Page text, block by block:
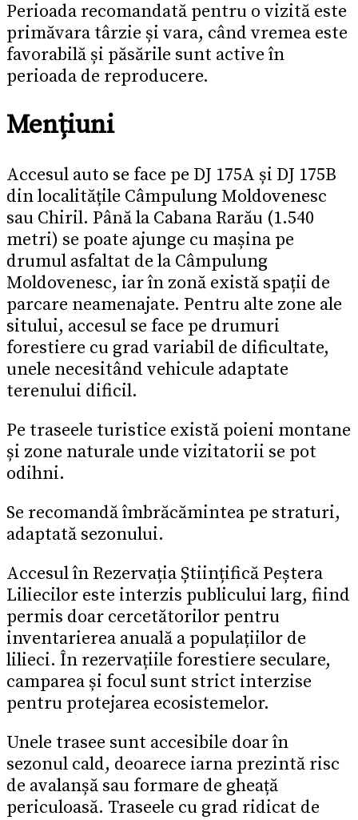
Perioada recomandată pentru o vizită este
primăvara târzie și vara, când vremea este
favorabilă și păsările sunt active în
perioada de reproducere.
Mențiuni
Accesul auto se face pe DJ 175A și DJ 175B
din localitățile Câmpulung Moldovenesc
sau Chiril. Până la Cabana Rarău (1.540
metri) se poate ajunge cu mașina pe
drumul asfaltat de la Câmpulung
Moldovenesc, iar în zonă există spații de
parcare neamenajate. Pentru alte zone ale
sitului, accesul se face pe drumuri
forestiere cu grad variabil de dificultate,
unele necesitând vehicule adaptate
terenului dificil.
Pe traseele turistice există poieni montane
și zone naturale unde vizitatorii se pot
odihni.
Se recomandă îmbrăcămintea pe straturi,
adaptată sezonului.
Accesul în Rezervația Științifică Peștera
Liliecilor este interzis publicului larg, fiind
permis doar cercetătorilor pentru
inventarierea anuală a populațiilor de
lilieci. În rezervațiile forestiere seculare,
camparea și focul sunt strict interzise
pentru protejarea ecosistemelor.
Unele trasee sunt accesibile doar în
sezonul cald, deoarece iarna prezintă risc
de avalanșă sau formare de gheață
periculoasă. Traseele cu grad ridicat de